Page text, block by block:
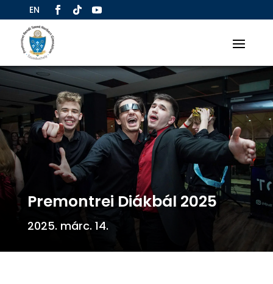
EN
Premontrei Diákbál 2025
2025. márc. 14.